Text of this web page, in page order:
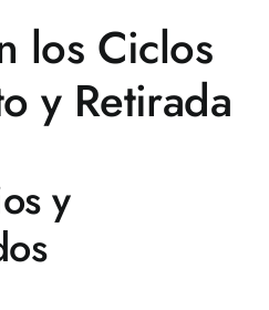
los Ciclos
y Retirada
y